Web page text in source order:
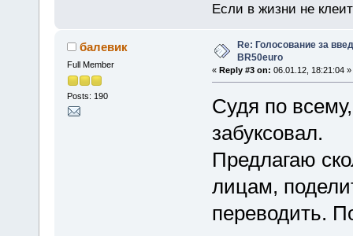
Если в жизни не
балевик
Full Member
Posts: 190
Re: Голосование за
BR50euro
« Reply #3 on: 06.01.12, 18:21:04 »
Судя по
забуксовал.
Предлагаю
лицам,
переводить.